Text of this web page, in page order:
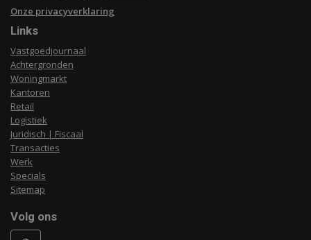
Onze privacyverklaring
Links
Vastgoedjournaal
Achtergronden
Woningmarkt
Kantoren
Retail
Logistiek
Juridisch | Fiscaal
Transacties
Werk
Specials
Sitemap
Volg ons